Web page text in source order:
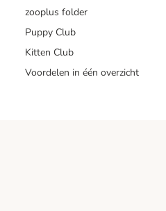
zooplus folder
Puppy Club
Kitten Club
Voordelen in één overzicht